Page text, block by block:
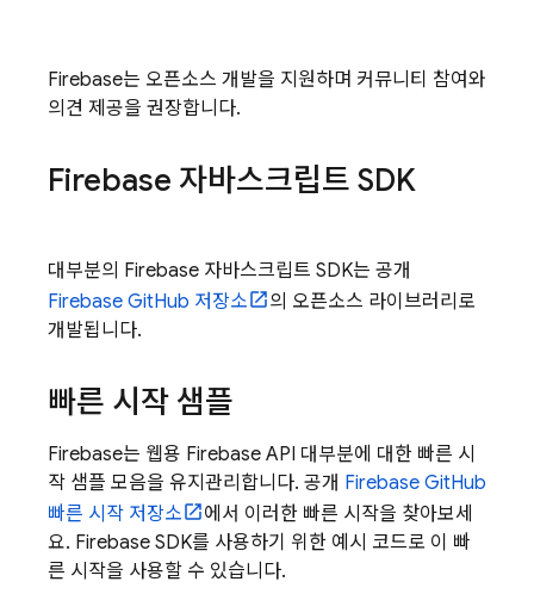
Firebase는 오픈소스 개발을 지원하며 커뮤니티 참여와
의견 제공을 권장합니다.
Firebase 자바스크립트 SDK
대부분의 Firebase 자바스크립트 SDK는 공개
Firebase GitHub 저장소
의 오픈소스 라이브러리로
개발됩니다.
빠른 시작 샘플
Firebase는 웹용 Firebase API 대부분에 대한 빠른 시
작 샘플 모음을 유지관리합니다. 공개 Firebase GitHub
빠른 시작 저장소
에서 이러한 빠른 시작을 찾아보세
요. Firebase SDK를 사용하기 위한 예시 코드로 이 빠
른 시작을 사용할 수 있습니다.